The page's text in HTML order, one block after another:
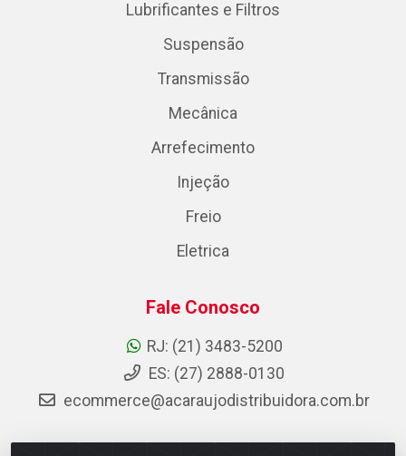
Lubrificantes e Filtros
Suspensão
Transmissão
Mecânica
Arrefecimento
Injeção
Freio
Eletrica
Fale Conosco
RJ: (21) 3483-5200
ES: (27) 2888-0130
ecommerce@acaraujodistribuidora.com.br